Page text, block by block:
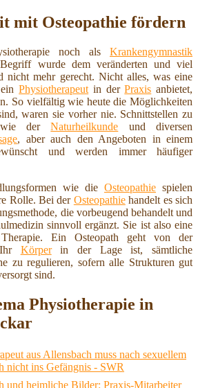
mit Osteopathie fördern
noch als Krankengymnastik
wurde dem veränderten und viel
nicht mehr gerecht. Nicht alles, was eine
einPhysiotherapeut in derPraxis anbietet,
So vielfältig wie heute die Möglichkeiten
waren sie vorher nie. Schnittstellen zu
wie derNaturheilkunde und diversen
, aber auch den Angeboten in einem
und werden immer häufiger
wie die Osteopathie spielen
Rolle. Bei der Osteopathiehandelt es sich
die vorbeugend behandelt und
sinnvoll ergänzt. Sie ist also eine
Ein Osteopath geht von der
Körperin der Lage ist, sämtliche
zu regulieren, sofern alle Strukturen gut
sind.
Physiotherapie in
aus Allensbach muss nach sexuellem
nicht ins Gefängnis - SWR
und heimliche Bilder: Praxis-Mitarbeiter